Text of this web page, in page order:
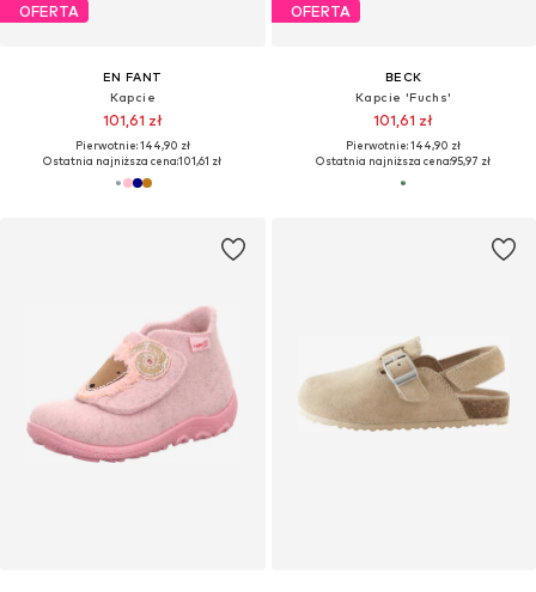
OFERTA
EN FANT
Kapcie
101,61 zł
Pierwotnie: 144,90 zł
Ostatnia najniższa cena:101,61 zł
OFERTA
BECK
Kapcie 'Fuchs'
101,61 zł
Pierwotnie: 144,90 zł
Ostatnia najniższa cena:95,97 zł